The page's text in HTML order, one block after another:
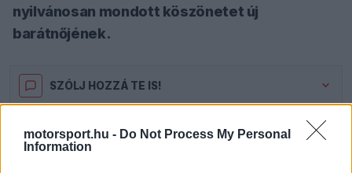
motorsport.hu - Do Not Process My Personal
Information
nyilvánosan mondott köszönetet új
barátnőjének.
SZÓLJ HOZZÁ TE IS!
Lewis Hamiltona dobogó második fokán